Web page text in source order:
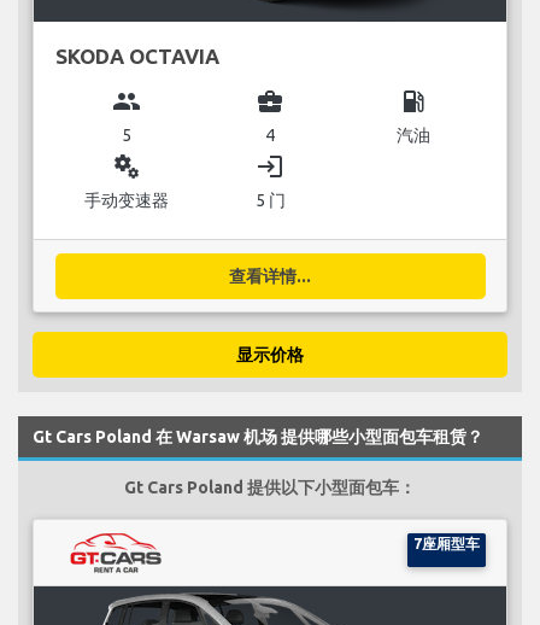
SKODA OCTAVIA
group
5
business_center
4
local_gas_station
汽油
miscellaneous_services
手动变速器
login
5 门
查看详情...
显示价格
Gt Cars Poland 在 Warsaw 机场 提供哪些小型面包车租赁？
Gt Cars Poland 提供以下小型面包车：
7座厢型车